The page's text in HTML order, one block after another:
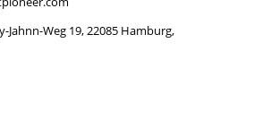
Jahnn-Weg 19, 22085 Hamburg,